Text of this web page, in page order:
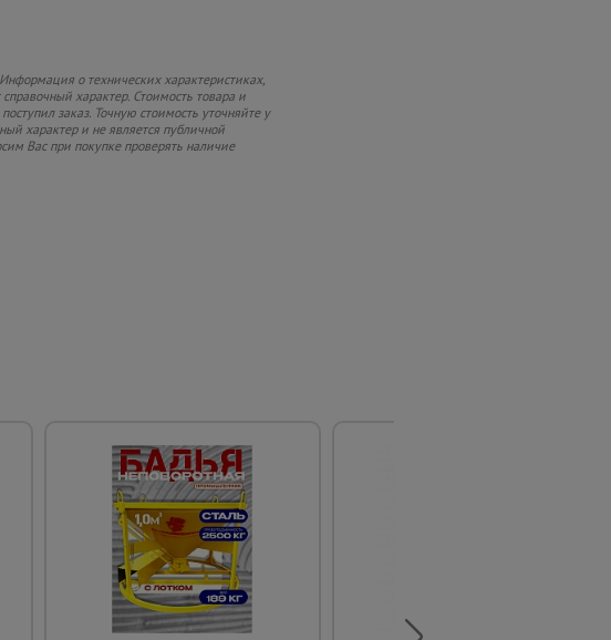
о технических характеристиках,
характер. Стоимость товара и
заказ. Точную стоимость уточняйте у
характер и не является публичной
Вас при покупке проверять наличие